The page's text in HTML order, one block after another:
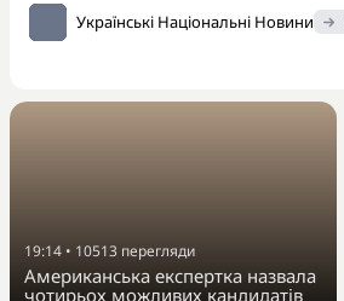
Українські Національні Новини
19:14 • 10513 перегляди
Американська експертка назвала
чотирьох можливих кандидатів